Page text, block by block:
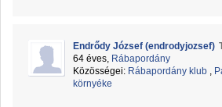
Endrődy József (endrodyjozsef)
64 éves, Rábapordány
Közösségei: Rábapordány klub ,
környéke